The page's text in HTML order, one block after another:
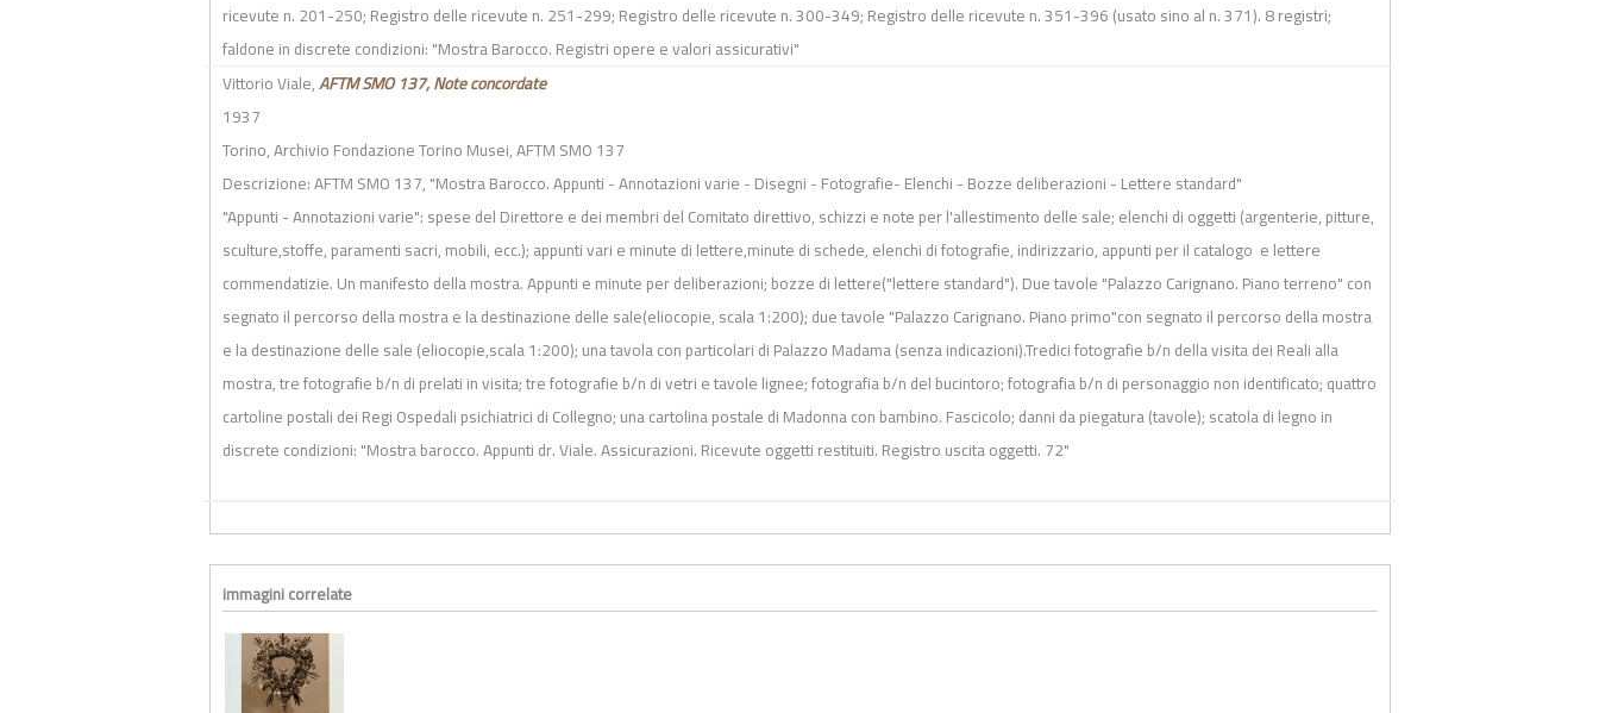
ricevute n. 201-250; Registro delle ricevute n. 251-299; Registro delle ricevute n. 300-349; Registro delle ricevute n. 351-396 (usato sino al n. 371). 8 registri;
faldone in discrete condizioni: "Mostra Barocco. Registri opere e valori assicurativi"
Vittorio Viale,AFTM SMO 137, Note concordate
1937
Torino, Archivio Fondazione Torino Musei, AFTM SMO 137
Descrizione: AFTM SMO 137,"Mostra Barocco. Appunti - Annotazioni varie - Disegni - Fotografie- Elenchi - Bozze deliberazioni - Lettere standard"
"Appunti - Annotazioni varie": spese del Direttore e dei membri del Comitato direttivo, schizzi e note per l'allestimento delle sale; elenchi di oggetti (argenterie, pitture,
sculture,stoffe, paramenti sacri, mobili, ecc.); appunti vari e minute di lettere,minute di schede, elenchi di fotografie, indirizzario, appunti per il catalogo e lettere
commendatizie. Un manifesto della mostra. Appunti e minute per deliberazioni; bozze dilettere("lettere standard"). Due tavole "Palazzo Carignano. Piano terreno" con
segnato il percorso della mostra e la destinazione delle sale(eliocopie, scala 1:200); due tavole "Palazzo Carignano. Piano primo"con segnato il percorso della mostra
e la destinazione delle sale (eliocopie,scala 1:200); una tavola con particolari di Palazzo Madama (senza indicazioni).Tredici fotografie b/n della visita dei Reali alla
mostra, tre fotografie b/n di prelati in visita; tre fotografie b/n di vetri e tavole lignee; fotografia b/n del bucintoro; fotografia b/n di personaggio non identificato; quattro
cartoline postali dei Regi Ospedali psichiatrici di Collegno; una cartolina postale di Madonna con bambino. Fascicolo;danni da piegatura (tavole); scatola di legno in
discrete condizioni:"Mostra barocco. Appunti dr. Viale. Assicurazioni. Ricevute oggetti restituiti. Registro uscita oggetti. 72"
immagini correlate